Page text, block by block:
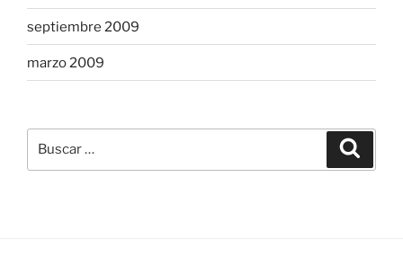
septiembre 2009
marzo 2009
por: